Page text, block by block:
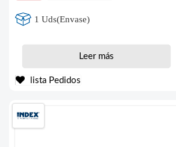
1 Uds(Envase)
Leer más
lista Pedidos